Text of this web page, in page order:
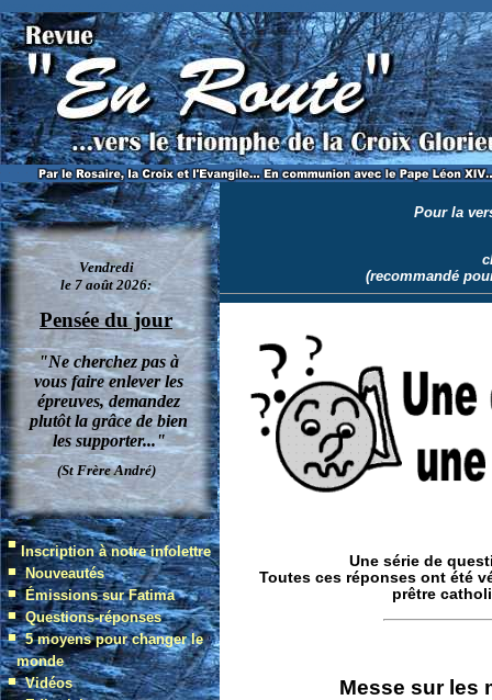
Pour la
(recommandé
Une série de
Toutes ces réponses ont été
prêtre
Messe sur les